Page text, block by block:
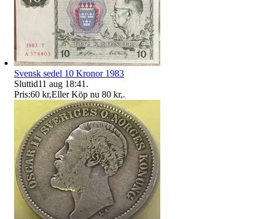
Svensk sedel 10 Kronor 1983
Sluttid11 aug 18:41 .
Pris:60 kr,Eller Köp nu 80 kr,.